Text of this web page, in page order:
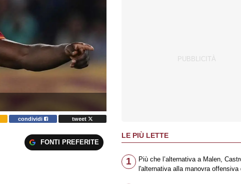
condividi tweet
FONTI PREFERITE
LE PIÙ LETTE
1
Più che l’alternativa a Malen,
l'alternativa alla manovra offensiva